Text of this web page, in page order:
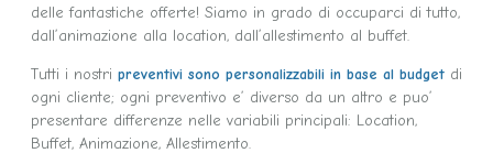
delle fantastiche offerte! Siamo in grado di occuparci di tutto,
dall’animazione alla location, dall’allestimento al buffet.
​Tutti i nostri preventivi sono personalizzabili in base al budget di
ogni cliente; ogni preventivo e’ diverso da un altro e puo’
presentare differenze nelle variabili principali: Location,
Buffet, Animazione, Allestimento.